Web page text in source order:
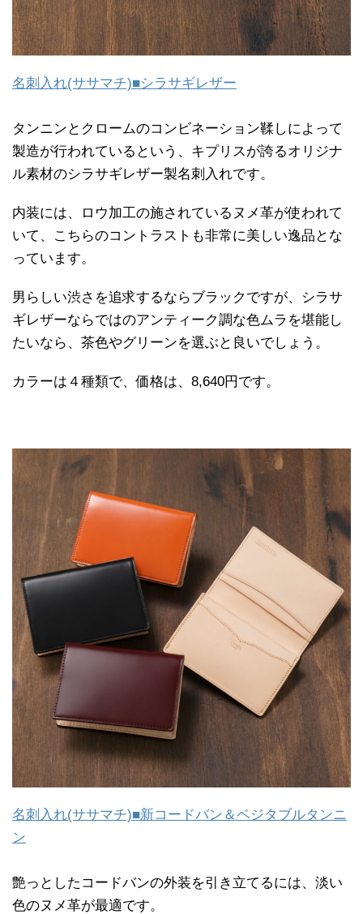
名刺入れ(ササマチ)■シラサギレザー
タンニンとクロームのコンビネーション鞣しによって
製造が行われているという、キプリスが誇るオリジナ
ル素材のシラサギレザー製名刺入れです。
内装には、ロウ加工の施されているヌメ革が使われて
いて、こちらのコントラストも非常に美しい逸品とな
っています。
男らしい渋さを追求するならブラックですが、シラサ
ギレザーならではのアンティーク調な色ムラを堪能し
たいなら、茶色やグリーンを選ぶと良いでしょう。
カラーは４種類で、価格は、8,640円です。
名刺入れ(ササマチ)■新コードバン＆ベジタブルタンニ
ン
艶っとしたコードバンの外装を引き立てるには、淡い
色のヌメ革が最適です。